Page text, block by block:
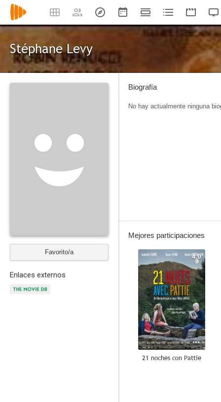
Stéphane Levy
Favorito/a
Enlaces externos
Biografía
No hay actualmente ninguna
Mejores participaciones
4.0
21 noches con Pattie